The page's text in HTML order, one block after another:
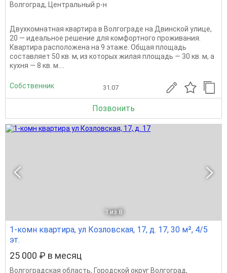
Волгоград, Центральный р-н
Двухкомнатная квартира в Волгограде на Двинской улице,
20 — идеальное решение для комфортного проживания.
Квартира расположена на 9 этаже. Общая площадь
составляет 50 кв. м, из которых жилая площадь — 30 кв. м, а
кухня — 8 кв. м....
Собственник 31.07
Позвонить
1 из 8
1-комн квартира, ул Козловская, 17, д. 17, 30 м², 4/5
эт.
25 000 ₽ в месяц
Волгоградская область, Городской округ Волгоград,